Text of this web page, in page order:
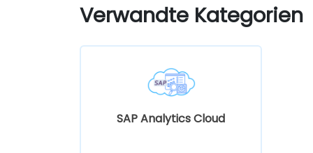
Verwandte Kategorien
SAP Analytics Cloud